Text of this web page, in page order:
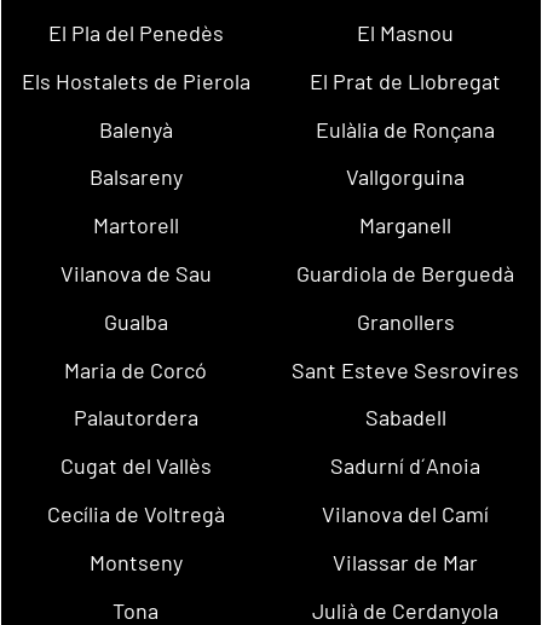
El Pla del Penedès
El Masnou
Els Hostalets de Pierola
El Prat de Llobregat
Balenyà
Eulàlia de Ronçana
Balsareny
Vallgorguina
Martorell
Marganell
Vilanova de Sau
Guardiola de Berguedà
Gualba
Granollers
Maria de Corcó
Sant Esteve Sesrovires
Palautordera
Sabadell
Cugat del Vallès
Sadurní d´Anoia
Cecília de Voltregà
Vilanova del Camí
Montseny
Vilassar de Mar
Tona
Julià de Cerdanyola